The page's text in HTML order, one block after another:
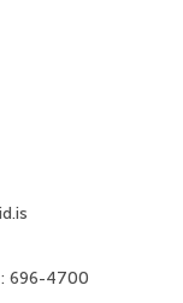
696-4700